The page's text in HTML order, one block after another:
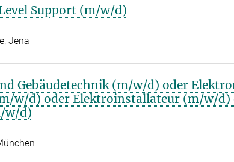
Support (m/w/d)
Jena
Gebäudetechnik (m/w/d) oder
w/d) oder Elektroinstallateur (m/w/d)
w/d)